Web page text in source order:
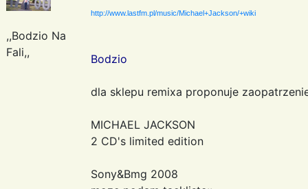
,,Bodzio Na
Fali,,
http://www.lastfm.pl/music/Michael+Jackson/+wiki
Bodzio
dla sklepu remixa proponuje
MICHAEL JACKSON
2 CD's limited edition
Sony&Bmg 2008